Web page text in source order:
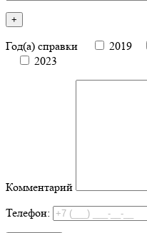
Год(а) справки 2019
2023
Комментарий
Телефон: